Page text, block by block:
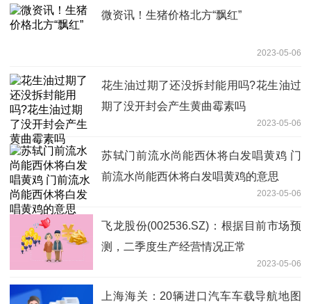
微资讯！生猪价格北方“飘红”
2023-05-06
花生油过期了还没拆封能用吗?花生油过
期了没开封会产生黄曲霉素吗
2023-05-06
苏轼门前流水尚能西休将白发唱黄鸡 门
前流水尚能西休将白发唱黄鸡的意思
2023-05-06
飞龙股份(002536.SZ)：根据目前市场预
测，二季度生产经营情况正常
2023-05-06
上海海关：20辆进口汽车车载导航地图